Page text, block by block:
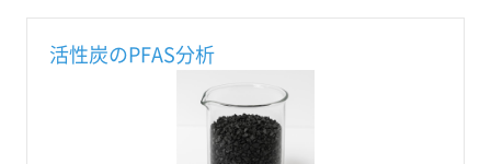
活性炭のPFAS分析